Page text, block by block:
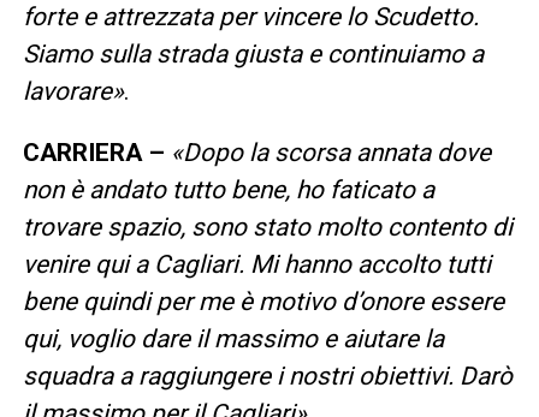
forte e attrezzata per vincere lo Scudetto.
Siamo sulla strada giusta e continuiamo a
lavorare».
CARRIERA – «Dopo la scorsa annata dove
non è andato tutto bene, ho faticato a
trovare spazio, sono stato molto contento di
venire qui a Cagliari. Mi hanno accolto tutti
bene quindi per me è motivo d’onore essere
qui, voglio dare il massimo e aiutare la
squadra a raggiungere i nostri obiettivi. Darò